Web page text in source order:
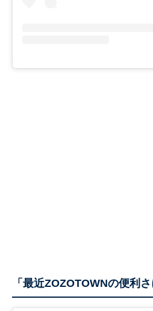
「最近ZOZOTOWNの便利さ